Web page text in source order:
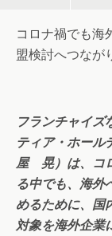
コロナ禍でも海
盟検討へつなが
フランチャイ
ティア・ホール
屋 晃）は、コ
る中でも、海外
めるために、国
対象を海外企業